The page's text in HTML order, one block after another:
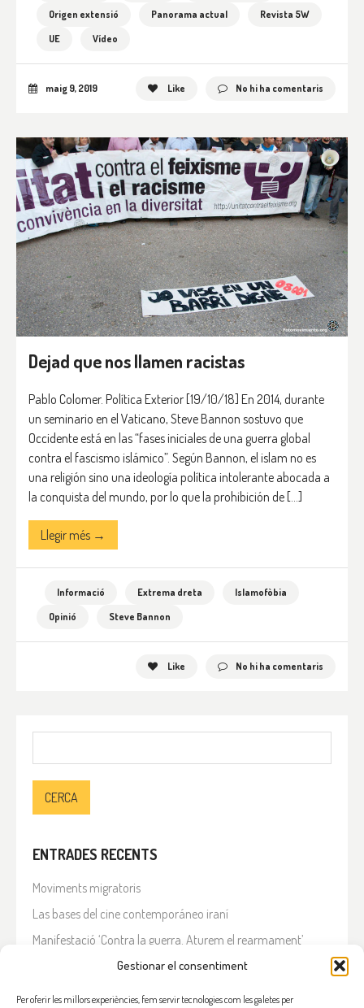
Gestionar el consentiment
Per oferir les millors experiències, fem servir tecnologies com les galetes per
Origen extensió
Panorama actual
Revista 5W
UE
Vídeo
maig 9, 2019 Like No hi ha comentaris
Dejad que nos llamen racistas
Pablo Colomer. Política Exterior [19/10/18] En 2014, durante
un seminario en el Vaticano, Steve Bannon sostuvo que
Occidente está en las “fases iniciales de una guerra global
contra el fascismo islámico”. Según Bannon, el islam no es
una religión sino una ideología política intolerante abocada a
la conquista del mundo, por lo que la prohibición de […]
Llegir més →
Informació Extrema dreta
Islamofòbia
Opinió
Steve Bannon
Like No hi ha comentaris
ENTRADES RECENTS
Moviments migratoris
Las bases del cine contemporáneo iraní
Manifestació ‘Contra la guerra. Aturem el rearmament’
En solidaritat amb el Líban
Què està passant a l’Iran?